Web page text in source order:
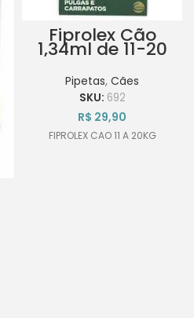
Fiprolex Cão
1,34ml de 11-20
Pipetas, Cães
SKU: 692
R$ 29,90
FIPROLEX CAO 11 A 20KG